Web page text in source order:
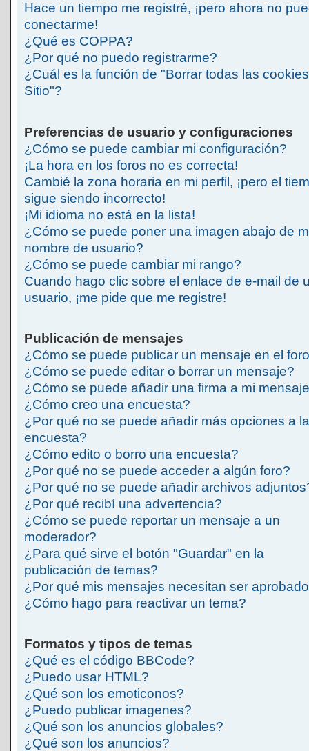
Hace un tiempo me registré, ¡pero ahora no
conectarme!
¿Qué es COPPA?
¿Por qué no puedo registrarme?
¿Cuál es la función de "Borrar todas las
Sitio"?
Preferencias de usuario y configuraciones
¿Cómo se puede cambiar mi configuración?
¡La hora en los foros no es correcta!
Cambié la zona horaria en mi perfil, ¡pero el
sigue siendo incorrecto!
¡Mi idioma no está en la lista!
¿Cómo se puede poner una imagen abajo de
nombre de usuario?
¿Cómo se puede cambiar mi rango?
Cuando hago clic sobre el enlace de e-mail de
usuario, ¡me pide que me registre!
Publicación de mensajes
¿Cómo se puede publicar un mensaje en el
¿Cómo se puede editar o borrar un mensaje?
¿Cómo se puede añadir una firma a mi
¿Cómo creo una encuesta?
¿Por qué no se puede añadir más opciones a la
encuesta?
¿Cómo edito o borro una encuesta?
¿Por qué no se puede acceder a algún foro?
¿Por qué no se puede añadir archivos
¿Por qué recibí una advertencia?
¿Cómo se puede reportar un mensaje a un
moderador?
¿Para qué sirve el botón "Guardar" en la
publicación de temas?
¿Por qué mis mensajes necesitan ser
¿Cómo hago para reactivar un tema?
Formatos y tipos de temas
¿Qué es el código BBCode?
¿Puedo usar HTML?
¿Qué son los emoticonos?
¿Puedo publicar imagenes?
¿Qué son los anuncios globales?
¿Qué son los anuncios?